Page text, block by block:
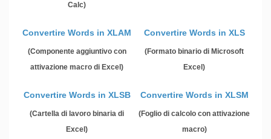
Calc)
Convertire Words in XLAM
(Componente aggiuntivo con
attivazione macro di Excel)
Convertire Words in XLS
(Formato binario di Microsoft
Excel)
Convertire Words in XLSB
(Cartella di lavoro binaria di
Excel)
Convertire Words in XLSM
(Foglio di calcolo con attivazione
macro)